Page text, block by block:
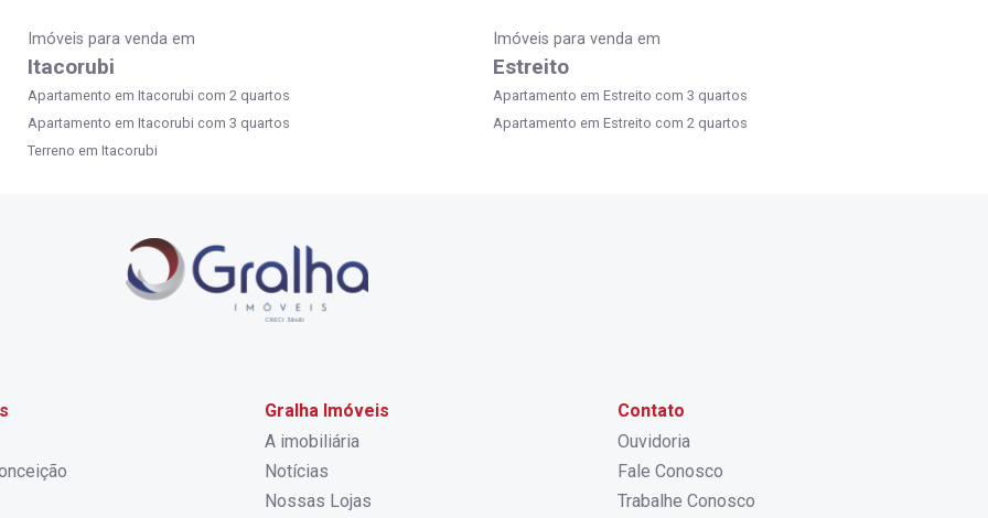
Imóveis para venda em
Itacorubi
Apartamento em Itacorubi com 2 quartos
Apartamento em Itacorubi com 3 quartos
Terreno em Itacorubi
Imóveis para venda em
Estreito
Apartamento em Estreito com 3 quartos
Apartamento em Estreito com 2 quartos
Gralha Imóveis
A imobiliária
Notícias
Nossas Lojas
Contato
Ouvidoria
Fale Conosco
Trabalhe Conosco